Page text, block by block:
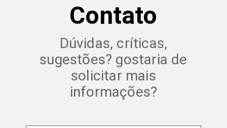
Contato
Dúvidas, críticas,
sugestões? gostaria de
solicitar mais
informações?